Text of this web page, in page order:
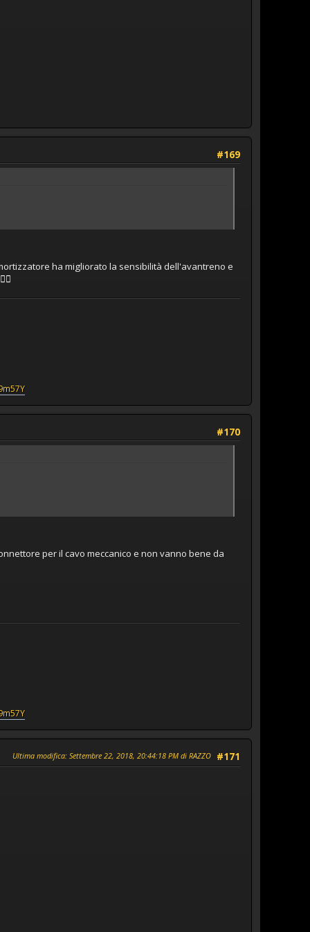
#169
ha migliorato la sensibilità dell'avantreno e
#170
per il cavo meccanico e non vanno bene da
#171
Ultima modifica: Settembre 22, 2018, 20:44:18 PM di RAZZO